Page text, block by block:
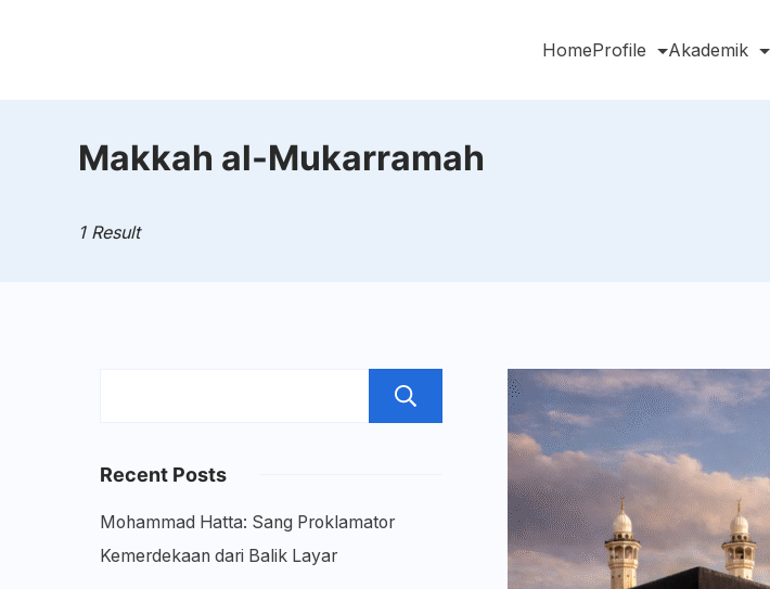
Jakarta
HomeProfile Akademik
Makkah al-Mukarramah
1 Result
Search
Recent Posts
Mohammad Hatta: Sang Proklamator
Kemerdekaan dari Balik Layar